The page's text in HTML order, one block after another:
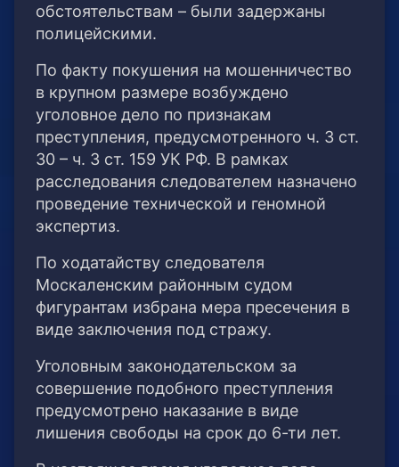
обстоятельствам – были задержаны
полицейскими.
По факту покушения на мошенничество
в крупном размере возбуждено
уголовное дело по признакам
преступления, предусмотренного ч. 3 ст.
30 – ч. 3 ст. 159 УК РФ. В рамках
расследования следователем назначено
проведение технической и геномной
экспертиз.
По ходатайству следователя
Москаленским районным судом
фигурантам избрана мера пресечения в
виде заключения под стражу.
Уголовным законодательском за
совершение подобного преступления
предусмотрено наказание в виде
лишения свободы на срок до 6-ти лет.